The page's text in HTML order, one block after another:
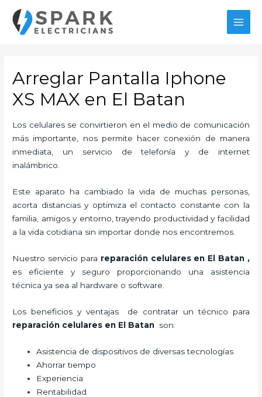
contenido
Arreglar Pantalla Iphone
XS MAX en El Batan
Los celulares se convirtieron en el medio de comunicación
más importante, nos permite hacer conexión de manera
inmediata, un servicio de telefonía y de internet
inalámbrico.
Este aparato ha cambiado la vida de muchas personas,
acorta distancias y optimiza el contacto constante con la
familia, amigos y entorno, trayendo productividad y facilidad
a la vida cotidiana sin importar donde nos encontremos.
Nuestro servicio para reparación celulares en El Batan ,
es eficiente y seguro proporcionando una asistencia
técnica ya sea al hardware o software.
Los beneficios y ventajas de contratar un técnico para
reparación celulares en El Batan son:
Asistencia de dispositivos de diversas tecnologías
Ahorrar tiempo
Experiencia
Rentabilidad